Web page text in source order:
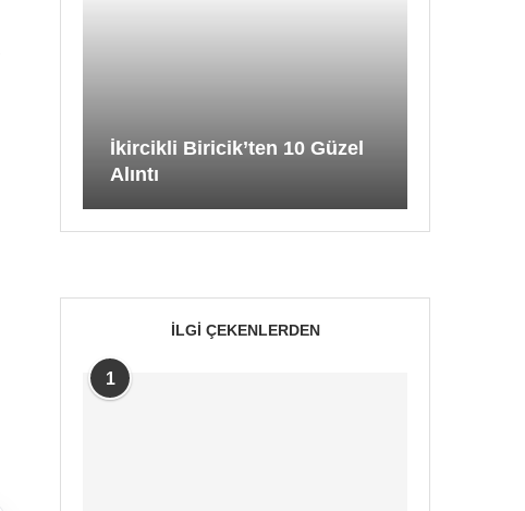
İkircikli Biricik’ten 10 Güzel
Alıntı
İLGI ÇEKENLERDEN
1